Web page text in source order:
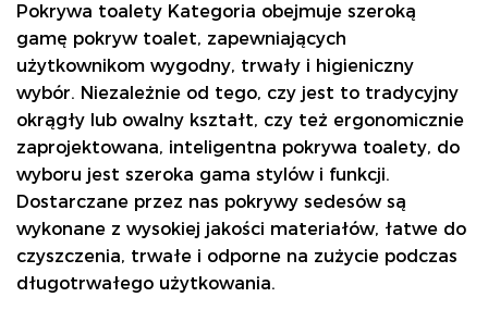
Pokrywa toalety Kategoria obejmuje szeroką
gamę pokryw toalet, zapewniających
użytkownikom wygodny, trwały i higieniczny
wybór. Niezależnie od tego, czy jest to tradycyjny
okrągły lub owalny kształt, czy też ergonomicznie
zaprojektowana, inteligentna pokrywa toalety, do
wyboru jest szeroka gama stylów i funkcji.
Dostarczane przez nas pokrywy sedesów są
wykonane z wysokiej jakości materiałów, łatwe do
czyszczenia, trwałe i odporne na zużycie podczas
długotrwałego użytkowania.